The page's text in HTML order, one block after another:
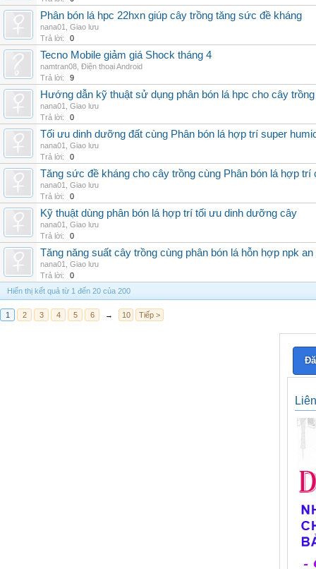
Phân bón lá hpc 22hxn giúp cây trồng tăng sức đề kháng
nana01
Giao lưu
Trả lời:
0
Tecno Mobile giảm giá Shock tháng 4
namtran08 Điện thoại Android
Trả lời:
9
Hướng dẫn kỹ thuật sử dụng phân bón lá hpc cho cây trồng
nana01
Giao lưu
Trả lời:
0
Tối ưu dinh dưỡng đất cùng Phân bón lá hợp trí super
nana01
Giao lưu
Trả lời:
0
Tăng sức đề kháng cho cây trồng cùng Phân bón lá hợp trí
nana01
Giao lưu
Trả lời:
0
Kỹ thuật dùng phân bón lá hợp trí tối ưu dinh dưỡng cây
nana01
Giao lưu
Trả lời:
0
Tăng năng suất cây trồng cùng phân bón lá hỗn hợp npk an
nana01
Giao lưu
Trả lời:
0
Hiển thị kết quả từ 1 đến 20 của 200
1 2 3 4 5 6 → 10 Tiếp >